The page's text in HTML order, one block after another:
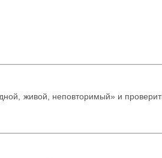
живой, неповторимый» и